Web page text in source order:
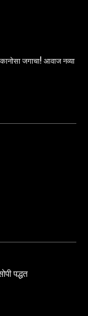
जगाचा! आवाज नव्या
पद्धत